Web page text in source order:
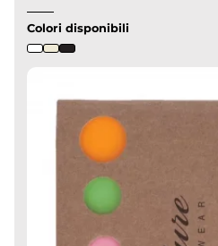
Colori disponibili